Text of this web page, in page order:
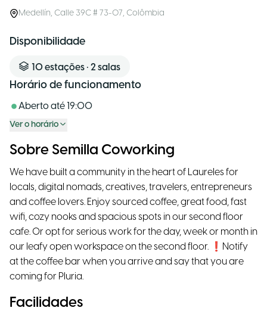
Medellín, Calle 39C # 73-07, Colômbia
Disponibilidade
10estações • 2 salas
Horário de funcionamento
Aberto até 19:00
Ver o horário
Sobre Semilla Coworking
We have built a community in the heart of Laureles for
locals, digital nomads, creatives, travelers, entrepreneurs
and coffee lovers. Enjoy sourced coffee, great food, fast
wifi, cozy nooks and spacious spots in our second floor
cafe. Or opt for serious work for the day, week or month in
our leafy open workspace on the second floor. ❗️Notify
at the coffee bar when you arrive and say that you are
coming for Pluria.
Facilidades